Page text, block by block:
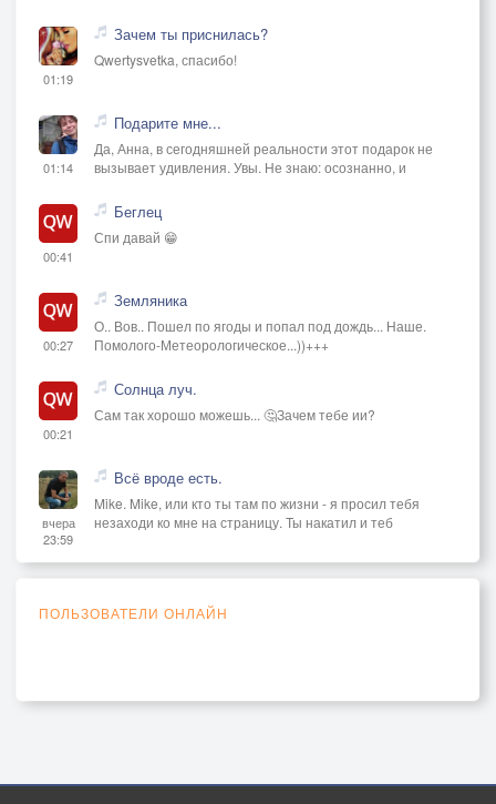
01:19
Зачем ты приснилась?
Qwertysvetka, спасибо!
01:14
Подарите мне...
Да, Анна, в сегодняшней реальности этот подарок не
вызывает удивления. Увы. Не знаю: осознанно, и
00:41
Беглец
Спи давай 😁
00:27
Земляника
О.. Вов.. Пошел по ягоды и попал под дождь... Наше.
Помолого-Метеорологическое...))+++
00:21
Солнца луч.
Сам так хорошо можешь... 🤔Зачем тебе ии?
вчера
23:59
Всё вроде есть.
Mike. Mike, или кто ты там по жизни - я просил тебя
незаходи ко мне на страницу. Ты накатил и теб
ПОЛЬЗОВАТЕЛИ ОНЛАЙН